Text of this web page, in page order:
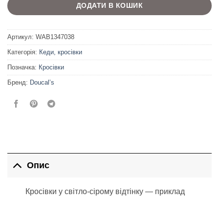
ДОДАТИ В КОШИК
Артикул: WAB1347038
Категорія: Кеди, кросівки
Позначка: Кросівки
Бренд: Doucal’s
Опис
Кросівки у світло-сірому відтінку — приклад